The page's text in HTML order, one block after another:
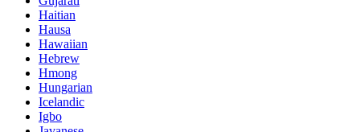
Haitian
Hausa
Hawaiian
Hebrew
Hmong
Hungarian
Icelandic
Igbo